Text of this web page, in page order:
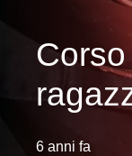
6 anni fa